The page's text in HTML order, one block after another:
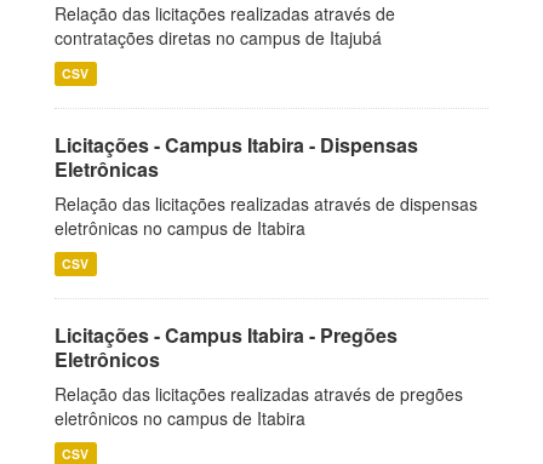
Relação das licitações realizadas através de
contratações diretas no campus de Itajubá
CSV
Licitações - Campus Itabira - Dispensas
Eletrônicas
Relação das licitações realizadas através de dispensas
eletrônicas no campus de Itabira
CSV
Licitações - Campus Itabira - Pregões
Eletrônicos
Relação das licitações realizadas através de pregões
eletrônicos no campus de Itabira
CSV